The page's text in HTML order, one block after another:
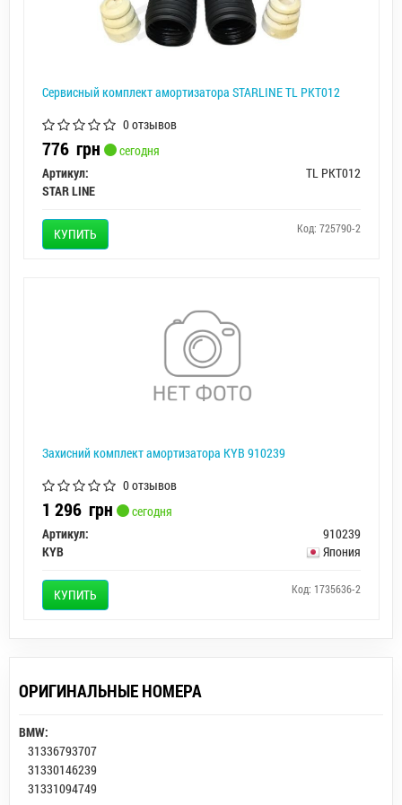
Сервисный комплект амортизатора STARLINE TL PKT012
0 отзывов
776 грн
сегодня
Артикул:
TL PKT012
STAR LINE
КУПИТЬ Код: 725790-2
Захисний комплект амортизатора KYB 910239
0 отзывов
1 296 грн
сегодня
Артикул:
910239
KYB
Япония
КУПИТЬ Код: 1735636-2
ОРИГИНАЛЬНЫЕ НОМЕРА
BMW:
31336793707
31330146239
31331094749